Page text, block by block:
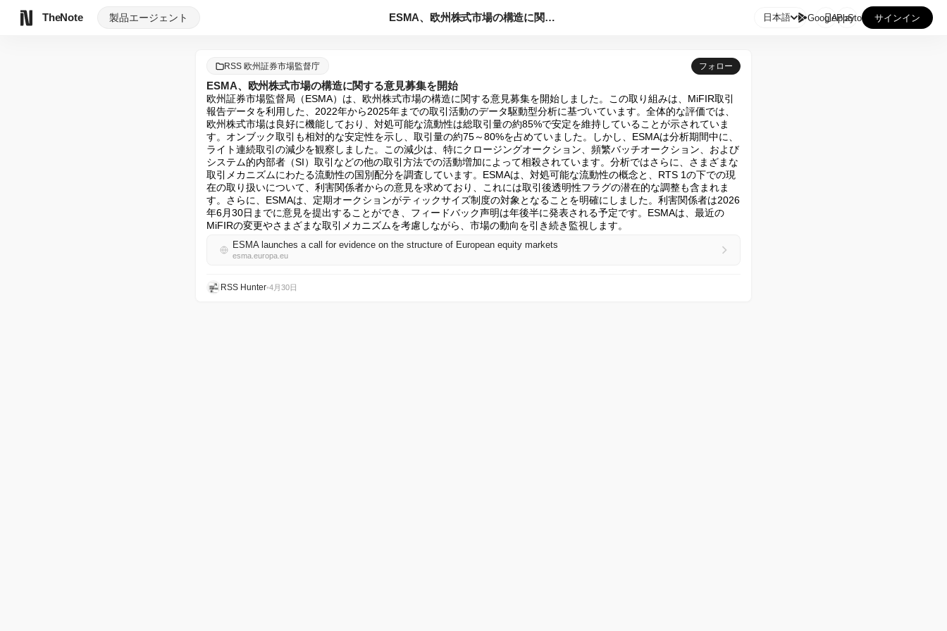
TheNote 製品エージェント ESMA、欧州株式市場の構造に関する意見募集を開始 日本語 GooglePlay
AppStore サインイン
RSS 欧州証券市場監督庁 フォロー
ESMA、欧州株式市場の構造に関する意見募集を開始
欧州証券市場監督局（ESMA）は、欧州株式市場の構造に関する意見募集を開始しました。この取り組みは、MiFIR取引
報告データを利用した、2022年から2025年までの取引活動のデータ駆動型分析に基づいています。全体的な評価では、
欧州株式市場は良好に機能しており、対処可能な流動性は総取引量の約85%で安定を維持していることが示されていま
す。オンブック取引も相対的な安定性を示し、取引量の約75～80%を占めていました。しかし、ESMAは分析期間中に、
ライト連続取引の減少を観察しました。この減少は、特にクロージングオークション、頻繁バッチオークション、および
システム的内部者（SI）取引などの他の取引方法での活動増加によって相殺されています。分析ではさらに、さまざまな
取引メカニズムにわたる流動性の国別配分を調査しています。ESMAは、対処可能な流動性の概念と、RTS 1の下での現
在の取り扱いについて、利害関係者からの意見を求めており、これには取引後透明性フラグの潜在的な調整も含まれま
す。さらに、ESMAは、定期オークションがティックサイズ制度の対象となることを明確にしました。利害関係者は2026
年6月30日までに意見を提出することができ、フィードバック声明は年後半に発表される予定です。ESMAは、最近の
MiFIRの変更やさまざまな取引メカニズムを考慮しながら、市場の動向を引き続き監視します。
ESMA launches a call for evidence on the structure of European equity markets
esma.europa.eu
RSS Hunter•4月30日